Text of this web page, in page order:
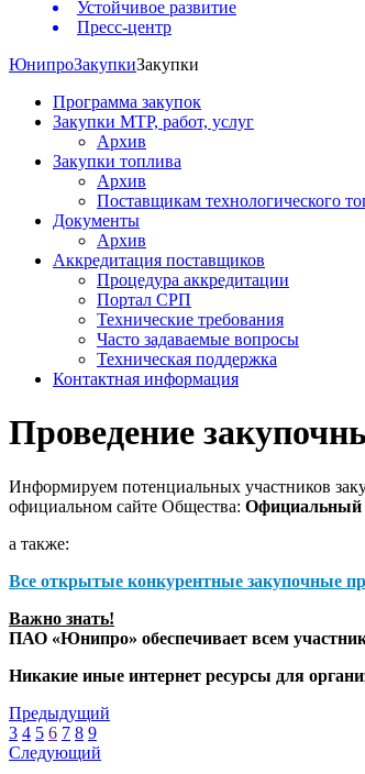
Устойчивое развитие
Пресс-центр
ЮнипроЗакупкиЗакупки
Программа закупок
Закупки МТР, работ, услуг
Архив
Закупки топлива
Архив
Поставщикам технологического
Документы
Архив
Аккредитация поставщиков
Процедура аккредитации
Портал СРП
Технические требования
Часто задаваемые вопросы
Техническая поддержка
Контактная информация
Проведение
Информируем потенциальных участников
официальном сайте Общества:
а также:
Все открытые конкурентные закупочные
Важно знать!
ПАО «Юнипро» обеспечивает всем
Никакие иные интернет ресурсы для
Предыдущий
3 4 5 6 7 8 9
Следующий